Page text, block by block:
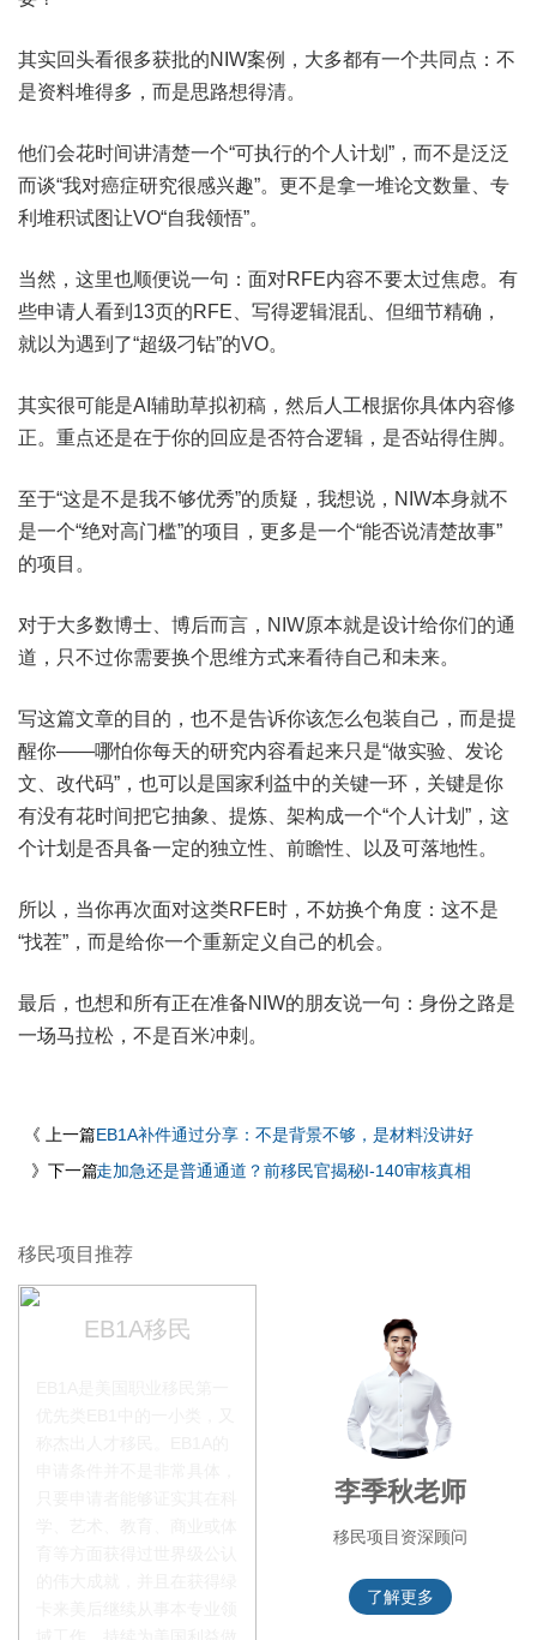
其实回头看很多获批的NIW案例，大多都有一个共同点：不
是资料堆得多，而是思路想得清。
他们会花时间讲清楚一个“可执行的个人计划”，而不是泛泛
而谈“我对癌症研究很感兴趣”。更不是拿一堆论文数量、专
利堆积试图让VO“自我领悟”。
当然，这里也顺便说一句：面对RFE内容不要太过焦虑。有
些申请人看到13页的RFE、写得逻辑混乱、但细节精确，
就以为遇到了“超级刁钻”的VO。
其实很可能是AI辅助草拟初稿，然后人工根据你具体内容修
正。重点还是在于你的回应是否符合逻辑，是否站得住脚。
至于“这是不是我不够优秀”的质疑，我想说，NIW本身就不
是一个“绝对高门槛”的项目，更多是一个“能否说清楚故事”
的项目。
对于大多数博士、博后而言，NIW原本就是设计给你们的通
道，只不过你需要换个思维方式来看待自己和未来。
写这篇文章的目的，也不是告诉你该怎么包装自己，而是提
醒你——哪怕你每天的研究内容看起来只是“做实验、发论
文、改代码”，也可以是国家利益中的关键一环，关键是你
有没有花时间把它抽象、提炼、架构成一个“个人计划”，这
个计划是否具备一定的独立性、前瞻性、以及可落地性。
所以，当你再次面对这类RFE时，不妨换个角度：这不是
“找茬”，而是给你一个重新定义自己的机会。
最后，也想和所有正在准备NIW的朋友说一句：身份之路是
一场马拉松，不是百米冲刺。
《 上一篇EB1A补件通过分享：不是背景不够，是材料没讲好
》下一篇走加急还是普通通道？前移民官揭秘I-140审核真相
移民项目推荐
EB1A移民
李季秋老师
移民项目资深顾问
了解更多